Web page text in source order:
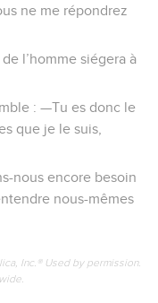
ne me répondrez
l’homme siégera à
: —Tu es donc le
que je le suis,
nous encore besoin
nous-mêmes
Inc.® Used by permission.